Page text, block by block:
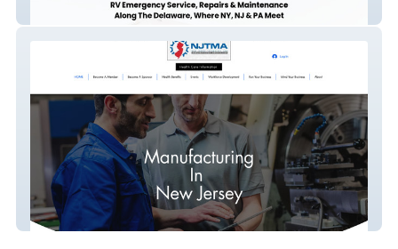
River Mobile RV Repair
njtma.org